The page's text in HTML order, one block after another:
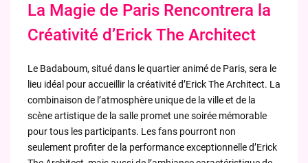
La Magie de Paris Rencontrera la
Créativité d’Erick The Architect
Le Badaboum, situé dans le quartier animé de Paris, sera le
lieu idéal pour accueillir la créativité d’Erick The Architect. La
combinaison de l’atmosphère unique de la ville et de la
scène artistique de la salle promet une soirée mémorable
pour tous les participants. Les fans pourront non
seulement profiter de la performance exceptionnelle d’Erick